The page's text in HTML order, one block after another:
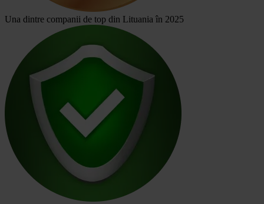
Una dintre companii de top din Lituania în 2025